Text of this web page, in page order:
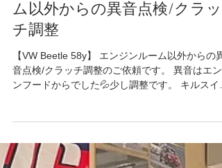
2023年4月16日 読了時間: 1分
空冷Beetle
【VW Beetle 58y】エンジンルー
ム以外からの異音点検/クラッ
音点検/クラッチ調整のご依頼です。 異音はエン
ンフードからでした💦少し調整です。 キルスイ